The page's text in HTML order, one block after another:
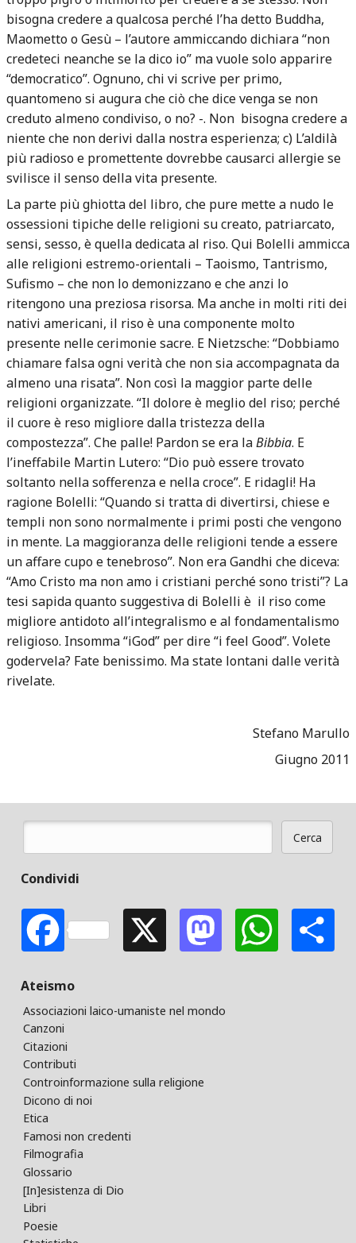
bisogna credere a qualcosa perché l’ha detto Buddha,
Maometto o Gesù – l’autore ammiccando dichiara “non
credeteci neanche se la dico io” ma vuole solo apparire
“democratico”. Ognuno, chi vi scrive per primo,
quantomeno si augura che ciò che dice venga se non
creduto almeno condiviso, o no? -. Non bisogna credere a
niente che non derivi dalla nostra esperienza; c) L’aldilà
più radioso e promettente dovrebbe causarci allergie se
svilisce il senso della vita presente.
La parte più ghiotta del libro, che pure mette a nudo le
ossessioni tipiche delle religioni su creato, patriarcato,
sensi, sesso, è quella dedicata al riso. Qui Bolelli ammicca
alle religioni estremo-orientali – Taoismo, Tantrismo,
Sufismo – che non lo demonizzano e che anzi lo
ritengono una preziosa risorsa. Ma anche in molti riti dei
nativi americani, il riso è una componente molto
presente nelle cerimonie sacre. E Nietzsche: “Dobbiamo
chiamare falsa ogni verità che non sia accompagnata da
almeno una risata”. Non così la maggior parte delle
religioni organizzate. “Il dolore è meglio del riso; perché
il cuore è reso migliore dalla tristezza della
compostezza”. Che palle! Pardon se era laBibbia. E
l’ineffabile Martin Lutero: “Dio può essere trovato
soltanto nella sofferenza e nella croce”. E ridagli! Ha
ragione Bolelli: “Quando si tratta di divertirsi, chiese e
templi non sono normalmente i primi posti che vengono
in mente. La maggioranza delle religioni tende a essere
un affare cupo e tenebroso”. Non era Gandhi che diceva:
“Amo Cristo ma non amo i cristiani perché sono tristi”? La
tesi sapida quanto suggestiva di Bolelli è il riso come
migliore antidoto all’integralismo e al fondamentalismo
religioso. Insomma “iGod” per dire “i feel Good”. Volete
godervela? Fate benissimo. Ma state lontani dalle verità
rivelate.
Stefano Marullo
Giugno 2011
Cerca
Condividi
FacebookX Mastodon
Ateismo
Associazioni laico-umaniste nel mondo
Canzoni
Citazioni
Contributi
Controinformazione sulla religione
Dicono di noi
Etica
Famosi non credenti
Filmografia
Glossario
[In]esistenza di Dio
Libri
Poesie